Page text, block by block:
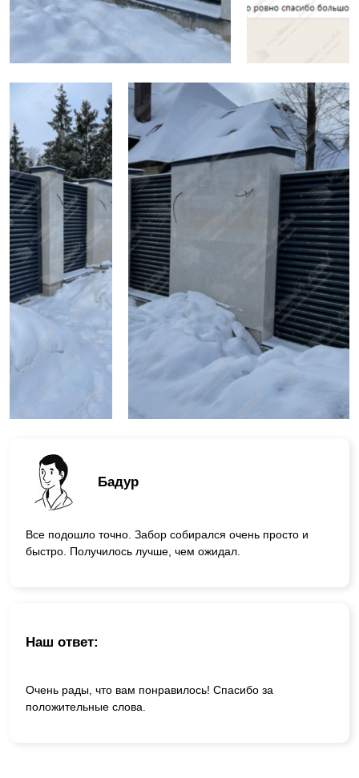
Бадур
Все подошло точно. Забор собирался очень просто и
быстро. Получилось лучше, чем ожидал.
Наш ответ:
Очень рады, что вам понравилось! Спасибо за
положительные слова.